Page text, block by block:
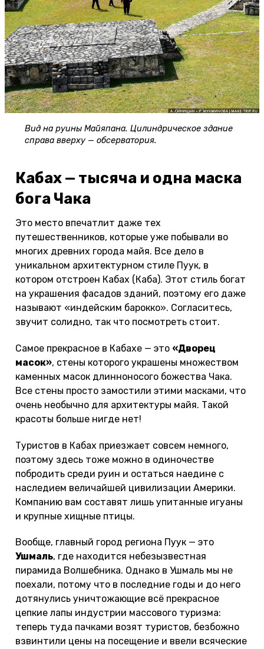
Вид на руины Майяпана. Цилиндрическое здание
справа вверху — обсерватория.
Кабах — тысяча и одна маска
бога Чака
Это место впечатлит даже тех
путешественников, которые уже побывали во
многих древних города майя. Все дело в
уникальном архитектурном стиле Пуук, в
котором отстроен Кабах (Каба). Этот стиль богат
на украшения фасадов зданий, поэтому его даже
называют «индейским барокко». Согласитесь,
звучит солидно, так что посмотреть стоит.
Самое прекрасное в Кабахе — это «Дворец
масок», стены которого украшены множеством
каменных масок длинноносого божества Чака.
Все стены просто замостили этими масками, что
очень необычно для архитектуры майя. Такой
красоты больше нигде нет!
Туристов в Кабах приезжает совсем немного,
поэтому здесь тоже можно в одиночестве
побродить среди руин и остаться наедине с
наследием величайшей цивилизации Америки.
Компанию вам составят лишь упитанные игуаны
и крупные хищные птицы.
Вообще, главный город региона Пуук — это
Ушмаль, где находится небезызвестная
пирамида Волшебника. Однако в Ушмаль мы не
поехали, потому что в последние годы и до него
дотянулись уничтожающие всё прекрасное
цепкие лапы индустрии массового туризма:
теперь туда пачками возят туристов, безбожно
взвинтили цены на посещение и ввели всяческие